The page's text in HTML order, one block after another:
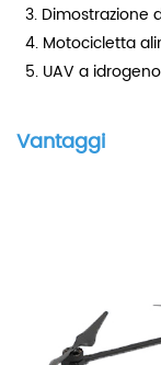
3. Dimostrazione
4. Motocicletta
5. UAV a idrogeno
Vantaggi